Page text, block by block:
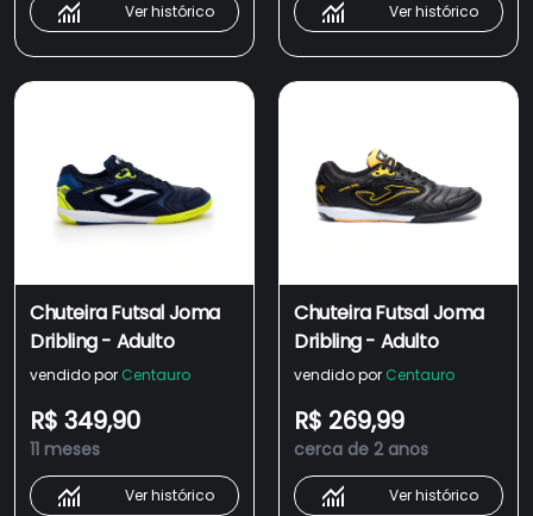
Ver histórico Ver histórico
Chuteira Futsal Joma
Dribling - Adulto
vendido por Centauro
R$ 349,90
11 meses
Ver histórico
Chuteira Futsal Joma
Dribling - Adulto
vendido por Centauro
R$ 269,99
cerca de 2 anos
Ver histórico